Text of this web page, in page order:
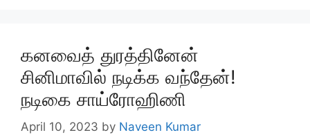
கனவைத் துரத்தினேன்
சினிமாவில் நடிக்க வந்தேன்!
நடிகை சாய்ரோஹிணி
April 10, 2023 by Naveen Kumar